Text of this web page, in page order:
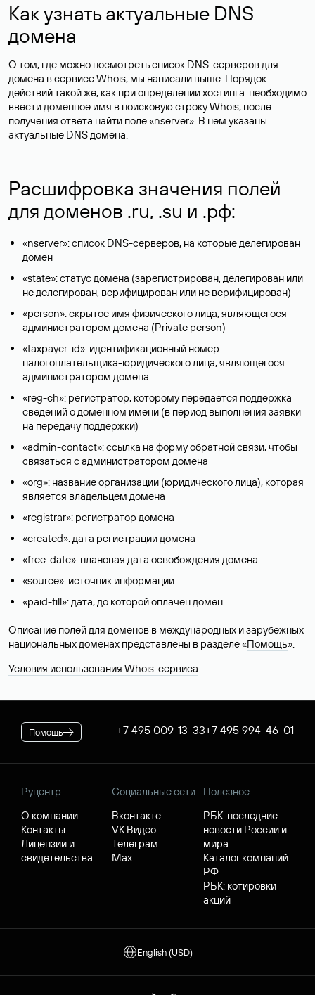
Как узнать актуальные DNS
домена
О том, где можно посмотреть список DNS-серверов для
домена в сервисе Whois, мы написали выше. Порядок
действий такой же, как при определении хостинга: необходимо
ввести доменное имя в поисковую строку Whois, после
получения ответа найти поле «nserver». В нем указаны
актуальные DNS домена.
Расшифровка значения полей
для доменов .ru, .su и .рф:
«nserver»: список DNS-серверов, на которые делегирован
домен
«state»: статус домена (зарегистрирован, делегирован или
не делегирован, верифицирован или не верифицирован)
«person»: скрытое имя физического лица, являющегося
администратором домена (Privatе person)
«taxpayer-id»: идентификационный номер
налогоплательщика-юридического лица, являющегося
администратором домена
«reg-ch»: регистратор, которому передается поддержка
сведений о доменном имени (в период выполнения заявки
на передачу поддержки)
«admin-contact»: ссылка на форму обратной связи, чтобы
связаться с администратором домена
«org»: название организации (юридического лица), которая
является владельцем домена
«registrar»: регистратор домена
«created»: дата регистрации домена
«free-date»: плановая дата освобождения домена
«source»: источник информации
«paid-till»: дата, до которой оплачен домен
Описание полей для доменов в международных и зарубежных
национальных доменах представлены в разделе «Помощь».
Условия использования Whois-сервиса
Помощь +7 495 009-13-33+7 495 994-46-01
Руцентр
О компании
Контакты
Лицензии и
свидетельства
Социальные сети
Вконтакте
VK Видео
Телеграм
Max
Полезное
РБК: последние
новости России и
мира
Каталог компаний
РФ
РБК: котировки
акций
English (USD)